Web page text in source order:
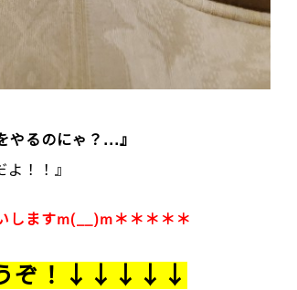
やるのにゃ？...』
』
しますm(__)m＊＊＊＊＊
ぞ！↓↓↓↓↓